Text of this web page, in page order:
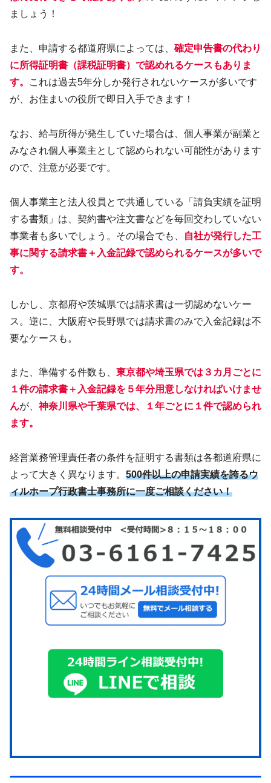
ましょう！
また、申請する都道府県によっては、 確定申告書の代わり
に所得証明書（課税証明書）で認めれるケースもありま
す。
これは過去5年分しか発行されないケースが多いです
が、お住まいの役所で即日入手できます！
なお、給与所得が発生していた場合は、個人事業が副業と
みなされ個人事業主として認められない可能性があります
ので、注意が必要です。
個人事業主と法人役員とで共通している「請負実績を証明
する書類」は、契約書や注文書などを毎回交わしていない
事業者も多いでしょう。その場合でも、
自社が発行した工
事に関する請求書＋入金記録で認められるケースが多いで
す。
しかし、京都府や茨城県では請求書は一切認めないケー
ス。逆に、大阪府や長野県では請求書のみで入金記録は不
要なケースも。
また、準備する件数も、 東京都や埼玉県では３カ月ごとに
１件の請求書＋入金記録を５年分用意しなければいけませ
んが、神奈川県や千葉県では、１年ごとに１件で認められ
ます。
経営業務管理責任者の条件を証明する書類は各都道府県に
よって大きく異なります。 500件以上の申請実績を誇るウ
ィルホープ行政書士事務所に一度ご相談ください！